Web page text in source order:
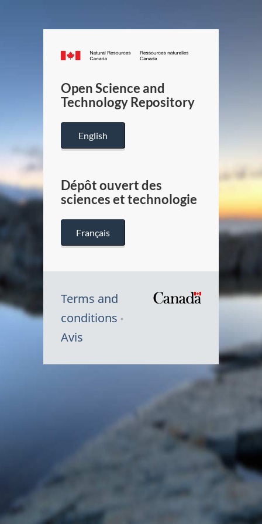
Canada.ca
/
Canada
Open Science and
Technology Repository
English
Dépôt ouvert des
sciences et technologie
Français
Terms and
conditions
Avis
du